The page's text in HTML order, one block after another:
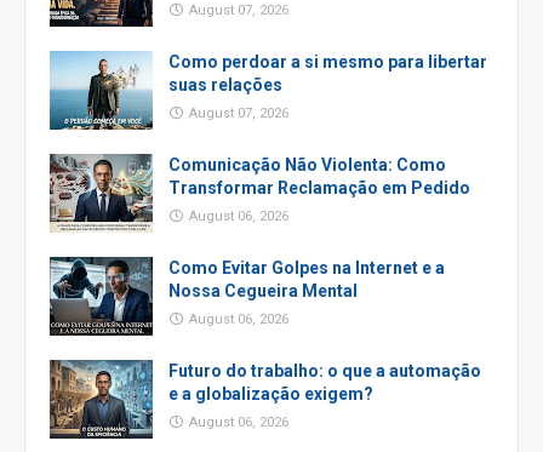
August 07, 2026
Como perdoar a si mesmo para libertar
suas relações
August 07, 2026
Comunicação Não Violenta: Como
Transformar Reclamação em Pedido
August 06, 2026
Como Evitar Golpes na Internet e a
Nossa Cegueira Mental
August 06, 2026
Futuro do trabalho: o que a automação
e a globalização exigem?
August 06, 2026